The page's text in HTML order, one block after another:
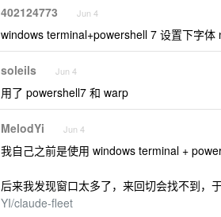
402124773 Jun 4
windows terminal+powershell 7 设置下字体
soleils Jun 4
用了 powershell7 和 warp
MelodYi Jun 4
我自己之前是使用 windows terminal +
后来我发现窗口太多了，来回切会找不到，
YI/claude-fleet